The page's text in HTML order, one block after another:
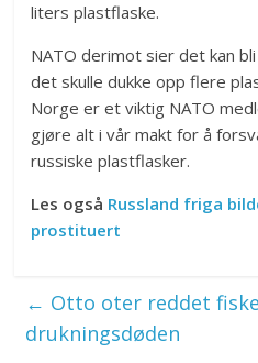
liters plastflaske.
NATO derimot sier det kan
det skulle dukke opp flere
Norge er et viktig NATO
gjøre alt i vår makt for å
russiske plastflasker.
Les også Russland friga
prostituert
← Otto oter reddet
drukningsdøden